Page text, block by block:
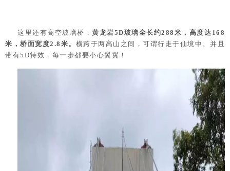
这里还有高空玻璃桥，黄龙岩5D玻璃全长约288米，高度达168
米，桥面宽度2.8米。 横跨于两高山之间，可谓行走于仙境中。并且
带有5D特效，每一步都要小心翼翼！